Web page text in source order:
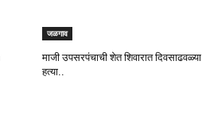
जळगाव
माजी उपसरपंचाची शेत शिवारात दिवसाढवळ्या
हत्या..